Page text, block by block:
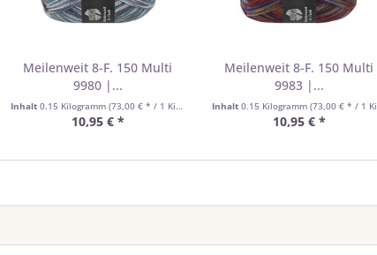
Meilenweit 8-F. 150 Multi
9980 |...
Inhalt0.15 Kilogramm(73,00 € * / 1 Kilogramm)
10,95 € *
Meilenweit 8-F. 150 Multi
9983 |...
Inhalt 0.15 Kilogramm (73,00 € * / 1 Kilogramm)
10,95 € *